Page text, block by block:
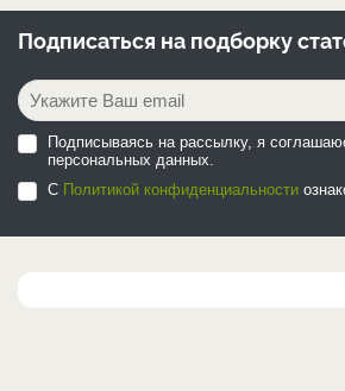
Подписаться на подборку
Подписываясь на рассылку, я
персональных данных.
С Политикой конфиденциальности